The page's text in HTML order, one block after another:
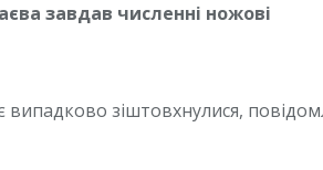
завдав численні ножові
випадково зіштовхнулися,